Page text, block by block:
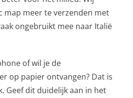
map meer te verzenden met
ongebruikt mee naar Italië
of wil je de
op papier ontvangen? Dat is
Geef dit duidelijk aan in het